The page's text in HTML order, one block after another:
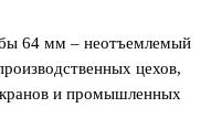
64 мм – неотъемлемый
цехов,
и промышленных